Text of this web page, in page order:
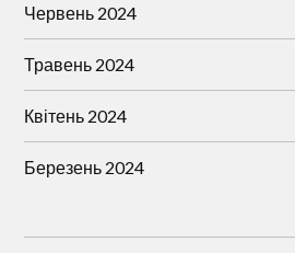
Червень 2024
Травень 2024
Квітень 2024
Березень 2024